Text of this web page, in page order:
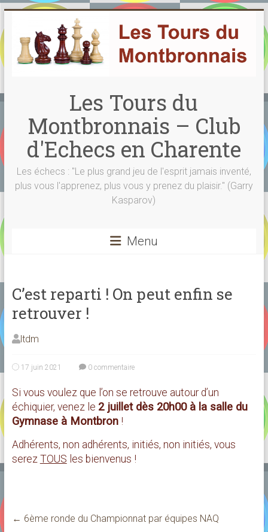
to
content
Les Tours du
Montbronnais – Club
d'Echecs en Charente
Les échecs : "Le plus grand jeu de l'esprit jamais inventé,
plus vous l'apprenez, plus vous y prenez du plaisir." (Garry
Kasparov)
Menu
C’est reparti ! On peut enfin se
retrouver !
ltdm
17 juin 2021 0 commentaire
Si vous voulez que l’on se retrouve autour d’un
échiquier, venez le 2 juillet dès 20h00 à la salle du
Gymnase à Montbron!
Adhérents, non adhérents, initiés, non initiés, vous
serez TOUS les bienvenus !
← 6ème ronde du Championnat par équipes NAQ